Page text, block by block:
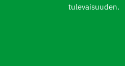
tulevaisuuden.